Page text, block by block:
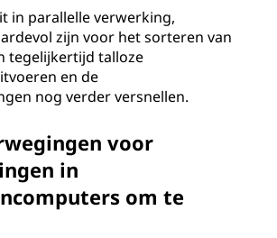
in parallelle verwerking,
zijn voor het sorteren van
tegelijkertijd talloze
en de
nog verder versnellen.
voor
in
om te